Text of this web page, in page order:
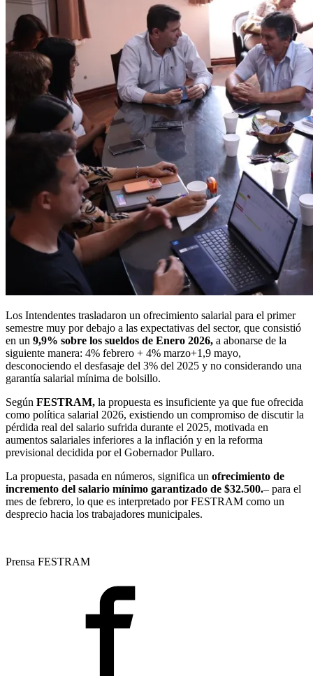
Los Intendentes trasladaron un ofrecimiento salarial para el primer
semestre muy por debajo a las expectativas del sector, que consistió
en un 9,9% sobre los sueldos de Enero 2026, a abonarse de la
siguiente manera: 4% febrero + 4% marzo+1,9 mayo,
desconociendo el desfasaje del 3% del 2025 y no considerando una
garantía salarial mínima de bolsillo.
Según FESTRAM, la propuesta es insuficiente ya que fue ofrecida
como política salarial 2026, existiendo un compromiso de discutir la
pérdida real del salario sufrida durante el 2025, motivada en
aumentos salariales inferiores a la inflación y en la reforma
previsional decidida por el Gobernador Pullaro.
La propuesta, pasada en números, significa un ofrecimiento de
incremento del salario mínimo garantizado de $32.500.– para el
mes de febrero, lo que es interpretado por FESTRAM como un
desprecio hacia los trabajadores municipales.
Prensa FESTRAM